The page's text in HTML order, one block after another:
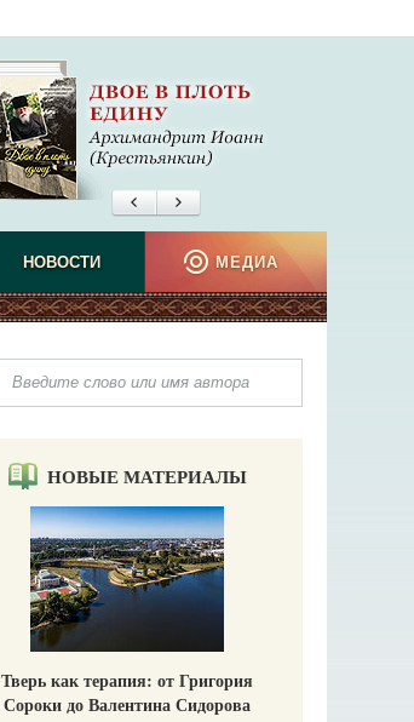
НОВОСТИ МЕДИА
НОВЫЕ МАТЕРИАЛЫ
Тверь как терапия: от Григория
Сороки до Валентина Сидорова